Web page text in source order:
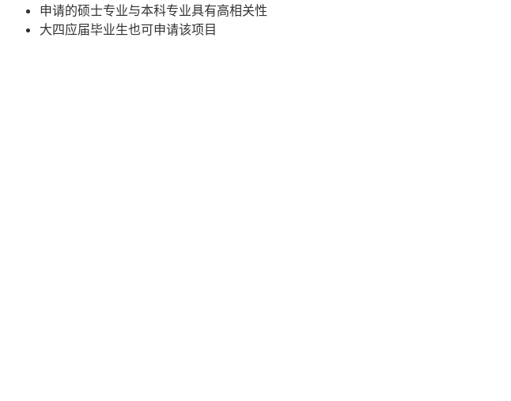
申请的硕士专业与本科专业具有高相关性
大四应届毕业生也可申请该项目